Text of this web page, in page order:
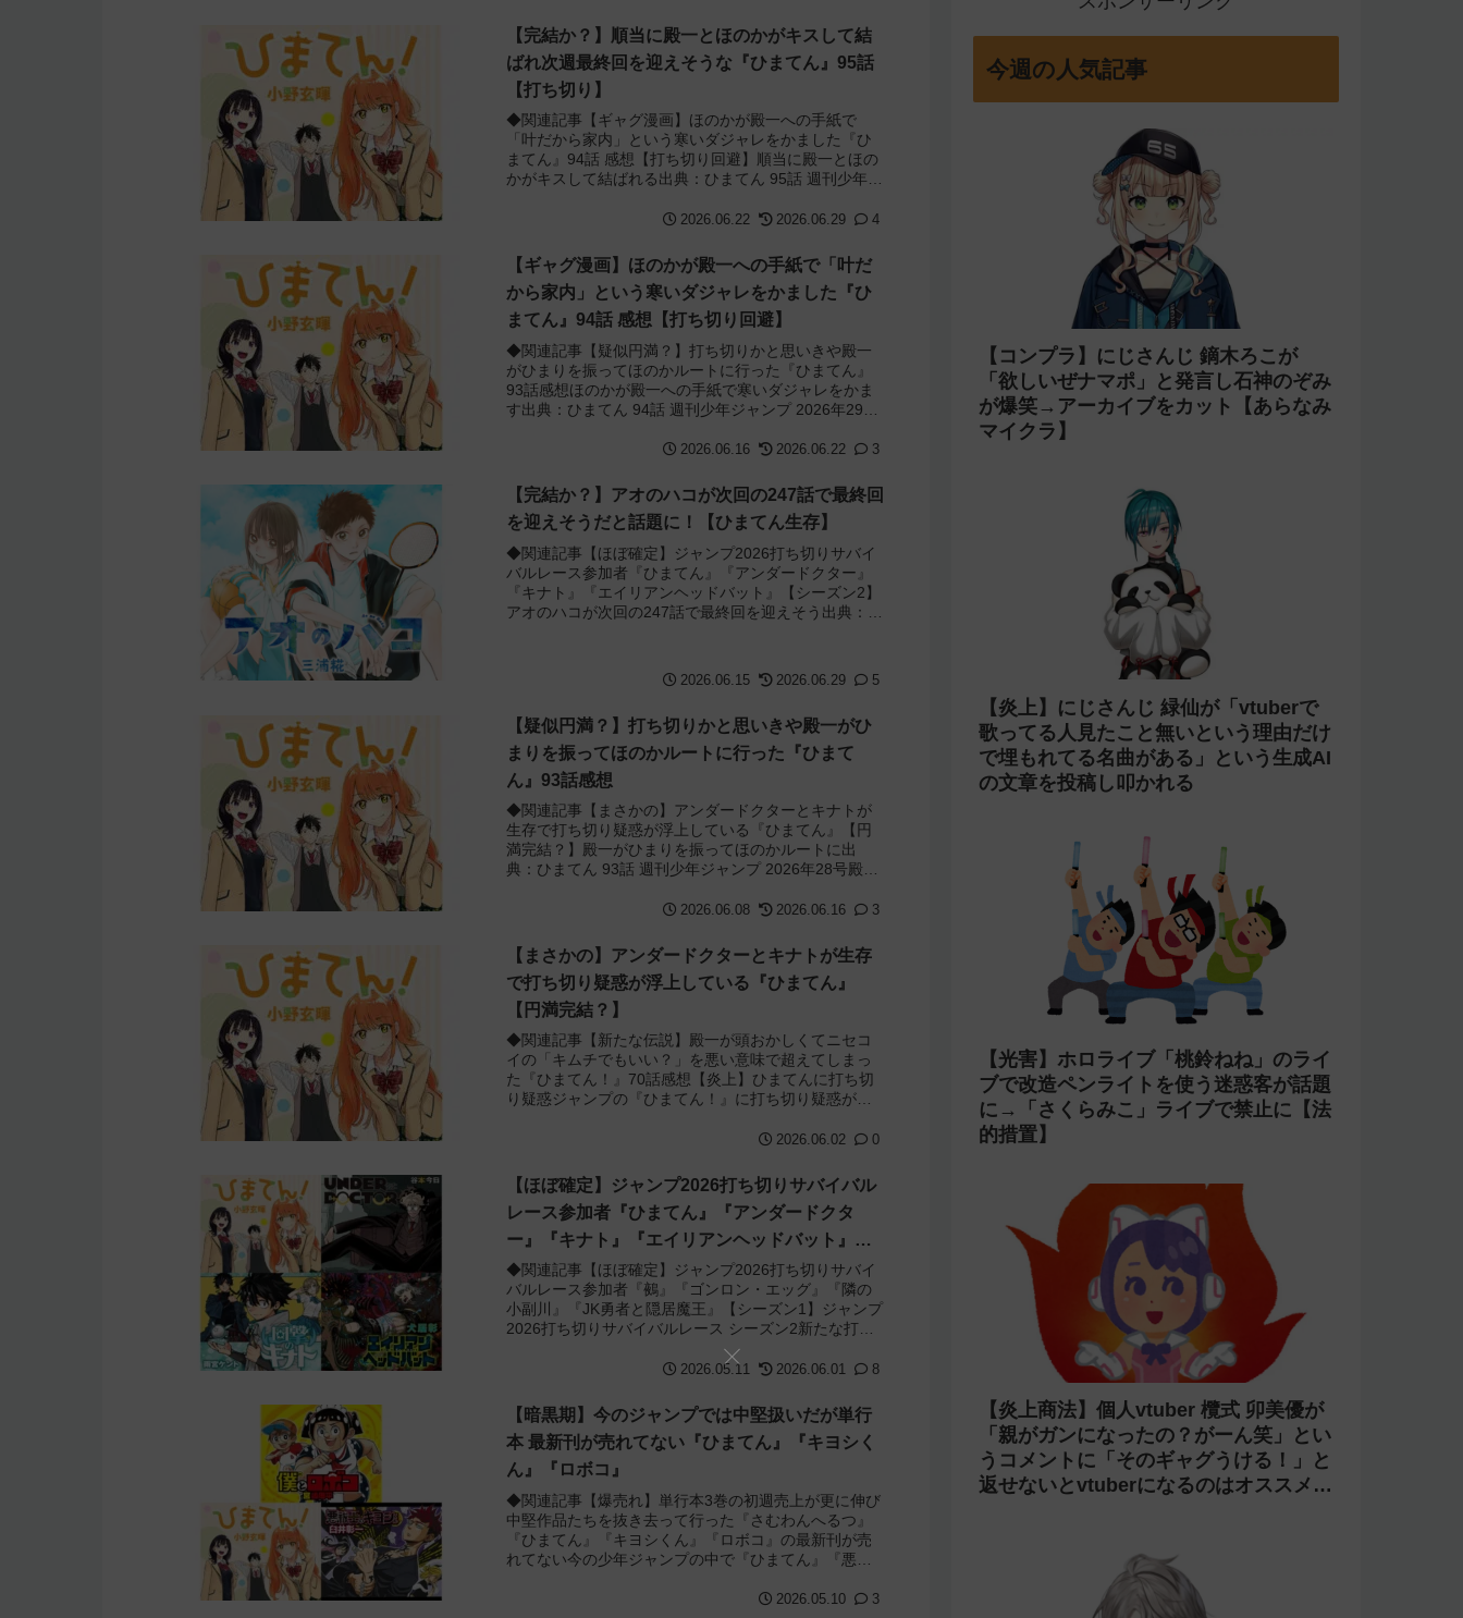
【完結か？】順当に殿一とほのかがキスして結
ばれ次週最終回を迎えそうな『ひまてん』95話
【打ち切り】
◆関連記事【ギャグ漫画】ほのかが殿一への手紙で
「叶だから家内」という寒いダジャレをかました『ひ
まてん』94話 感想【打ち切り回避】順当に殿一とほの
かがキスして結ばれる出典：ひまてん 95話 週刊少年ジ
2026.06.22 2026.06.29 4
【ギャグ漫画】ほのかが殿一への手紙で「叶だ
から家内」という寒いダジャレをかました『ひ
まてん』94話 感想【打ち切り回避】
◆関連記事【疑似円満？】打ち切りかと思いきや殿一
がひまりを振ってほのかルートに行った『ひまてん』
93話感想ほのかが殿一への手紙で寒いダジャレをかま
す出典：ひまてん 94話 週刊少年ジャンプ 2026年29号
2026.06.16 2026.06.22 3
【完結か？】アオのハコが次回の247話で最終回
を迎えそうだと話題に！【ひまてん生存】
◆関連記事【ほぼ確定】ジャンプ2026打ち切りサバイ
バルレース参加者『ひまてん』『アンダードクター』
『キナト』『エイリアンヘッドバット』【シーズン2】
アオのハコが次回の247話で最終回を迎えそう出典：ア
2026.06.15 2026.06.29 5
【疑似円満？】打ち切りかと思いきや殿一がひ
まりを振ってほのかルートに行った『ひまて
ん』93話感想
◆関連記事【まさかの】アンダードクターとキナトが
生存で打ち切り疑惑が浮上している『ひまてん』【円
満完結？】殿一がひまりを振ってほのかルートに出
典：ひまてん 93話 週刊少年ジャンプ 2026年28号殿一
2026.06.08 2026.06.16 3
【まさかの】アンダードクターとキナトが生存
で打ち切り疑惑が浮上している『ひまてん』
【円満完結？】
◆関連記事【新たな伝説】殿一が頭おかしくてニセコ
イの「キムチでもいい？」を悪い意味で超えてしまっ
た『ひまてん！』70話感想【炎上】ひまてんに打ち切
り疑惑ジャンプの『ひまてん！』に打ち切り疑惑が浮
2026.06.02 0
【ほぼ確定】ジャンプ2026打ち切りサバイバル
レース参加者『ひまてん』『アンダードクタ
ー』『キナト』『エイリアンヘッドバット』
【シーズン2】
◆関連記事【ほぼ確定】ジャンプ2026打ち切りサバイ
バルレース参加者『鵺』『ゴンロン・エッグ』『隣の
小副川』『JK勇者と隠居魔王』【シーズン1】ジャンプ
2026打ち切りサバイバルレース シーズン2新たな打ち
切りサバイバルレースが始まりました...
2026.05.11 2026.06.01 8
【暗黒期】今のジャンプでは中堅扱いだが単行
本 最新刊が売れてない『ひまてん』『キヨシく
ん』『ロボコ』
◆関連記事【爆売れ】単行本3巻の初週売上が更に伸び
中堅作品たちを抜き去って行った『さむわんへるつ』
『ひまてん』『キヨシくん』『ロボコ』の最新刊が売
れてない今の少年ジャンプの中で『ひまてん』『悪祓
2026.05.10 3
今週の人気記事
【コンプラ】にじさんじ 鏑木ろこが
「欲しいぜナマポ」と発言し石神のぞみ
が爆笑→アーカイブをカット【あらなみ
マイクラ】
【炎上】にじさんじ 緑仙が「vtuberで
歌ってる人見たこと無いという理由だけ
で埋もれてる名曲がある」という生成AI
の文章を投稿し叩かれる
【光害】ホロライブ「桃鈴ねね」のライ
ブで改造ペンライトを使う迷惑客が話題
に→「さくらみこ」ライブで禁止に【法
的措置】
【炎上商法】個人vtuber 欖式 卯美優が
「親がガンになったの？がーん笑」とい
うコメントに「そのギャグうける！」と
返せないとvtuberになるのはオススメし